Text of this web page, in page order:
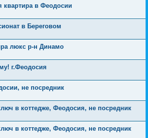
квартира в Феодосии
в Береговом
люкс р-н Динамо
г.Феодосия
не посредник
в коттедже, Феодосия, не посредник
в коттедже, Феодосия, не посредник